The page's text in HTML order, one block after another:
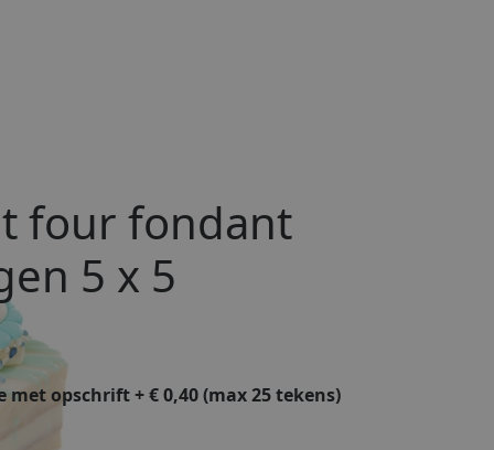
four fondant
5 x 5
met opschrift + € 0,40 (max 25 tekens)